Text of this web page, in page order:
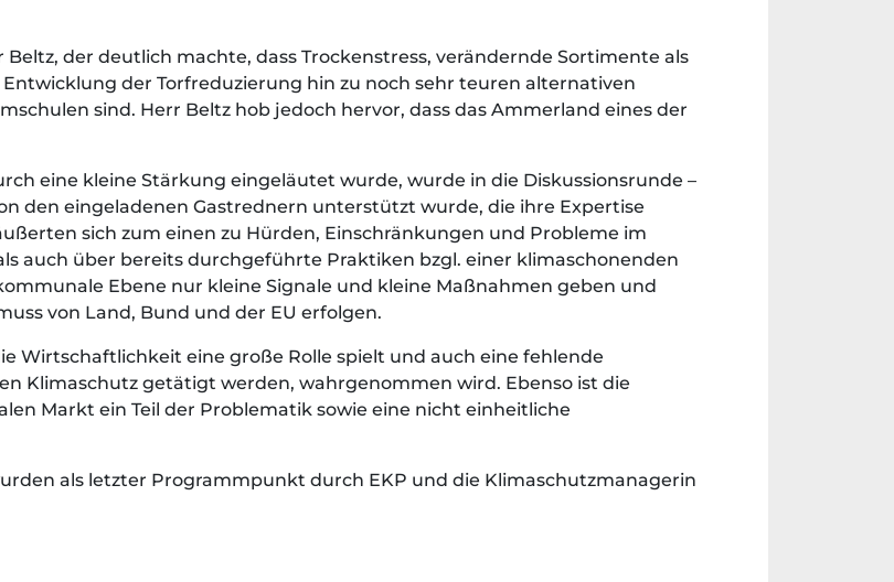
der deutlich machte, dass Trockenstress, verändernde Sortimente als
der Torfreduzierung hin zu noch sehr teuren alternativen
sind. Herr Beltz hob jedoch hervor, dass das Ammerland eines der
eine kleine Stärkung eingeläutet wurde, wurde in die Diskussionsrunde –
den eingeladenen Gastrednern unterstützt wurde, die ihre Expertise
sich zum einen zu Hürden, Einschränkungen und Probleme im
auch über bereits durchgeführte Praktiken bzgl. einer klimaschonenden
Ebene nur kleine Signale und kleine Maßnahmen geben und
von Land, Bund und der EU erfolgen.
Wirtschaftlichkeit eine große Rolle spielt und auch eine fehlende
Klimaschutz getätigt werden, wahrgenommen wird. Ebenso ist die
Markt ein Teil der Problematik sowie eine nicht einheitliche
als letzter Programmpunkt durch EKP und die Klimaschutzmanagerin